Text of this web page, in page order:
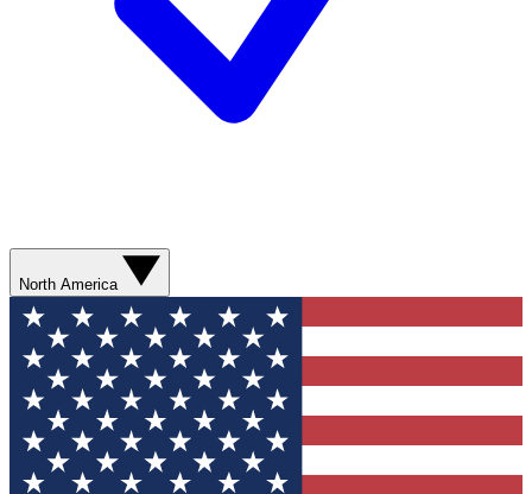
North America